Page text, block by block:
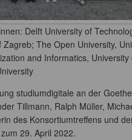
Delft University of
The Open University,
and Informatics, University
studiumdigitale an der
Tillmann, Ralph Müller,
des Konsortiumtreffens und
29. April 2022.